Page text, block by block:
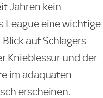
Jahren kein
League eine wichtige
auf Schlagers
Knieblessur und der
im adäquaten
erscheinen.